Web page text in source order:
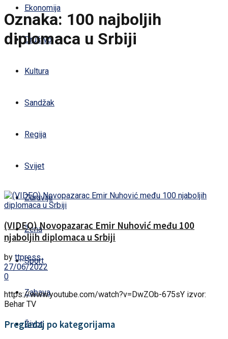
Ekonomija
Društvo
Kultura
Sandžak
Regija
Svijet
Zdravlje
Žena
Sport
Zabava
Život
Oznaka: 100 najboljih
diplomaca u Srbiji
(VIDEO) Novopazarac Emir Nuhović među 100
njaboljih diplomaca u Srbiji
by ttpress
27/06/2022
0
https://www.youtube.com/watch?v=DwZOb-675sY izvor:
Behar TV
Pregledaj po kategorijama